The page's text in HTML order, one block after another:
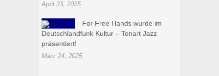
April 23, 2025
For Free Hands wurde im
Deutschlandfunk Kultur – Tonart Jazz
präsentiert!
März 24, 2025